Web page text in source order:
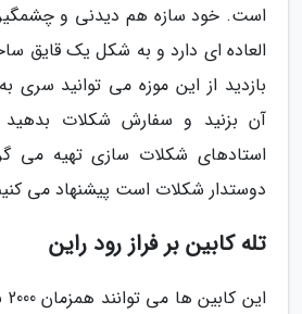
است. خود سازه هم دیدنی و
العاده ای دارد و به شکل یک قایق
بازدید از این موزه می توانید سری
آن بزنید و سفارش شکلات بدهید
استادهای شکلات سازی تهیه می
دوستدار شکلات است پیشنهاد می کنیم
تله کابین بر فراز رود راین